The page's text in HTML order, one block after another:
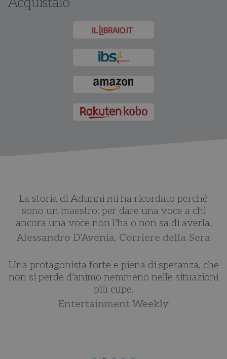
La storia di Adunni mi ha ricordato perché
sono un maestro: per dare una voce a chi
ancora una voce non l'ha o non sa di averla.
Alessandro D'Avenia, Corriere della Sera
Una protagonista forte e piena di speranza, che
non si perde d'animo nemmeno nelle situazioni
più cupe.
Entertainment Weekly